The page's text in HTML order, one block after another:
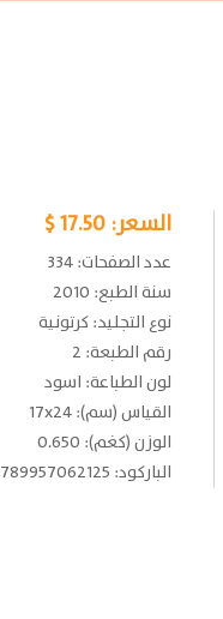
السعر:17.50 $
عدد الصفحات: 334
سنة الطبع: 2010
نوع التجليد: كرتونية
رقم الطبعة: 2
لون الطباعة: اسود
القياس (سم): 17x24
الوزن (كغم): 0.650
الباركود: 9789957062125